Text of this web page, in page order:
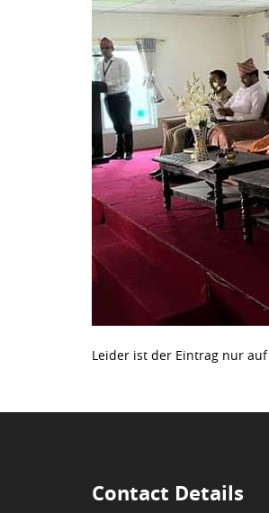
Leider ist der Eintrag nur auf
Contact Details